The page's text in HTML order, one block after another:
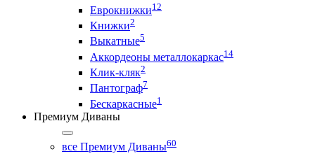
Еврокнижки12
Книжки2
Выкатные5
Аккордеоны металлокаркас14
Клик-кляк2
Пантограф7
Бескаркасные1
Премиум Диваны
все Премиум Диваны60